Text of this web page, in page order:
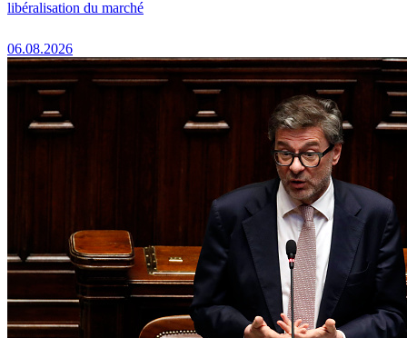
libéralisation du marché
06.08.2026